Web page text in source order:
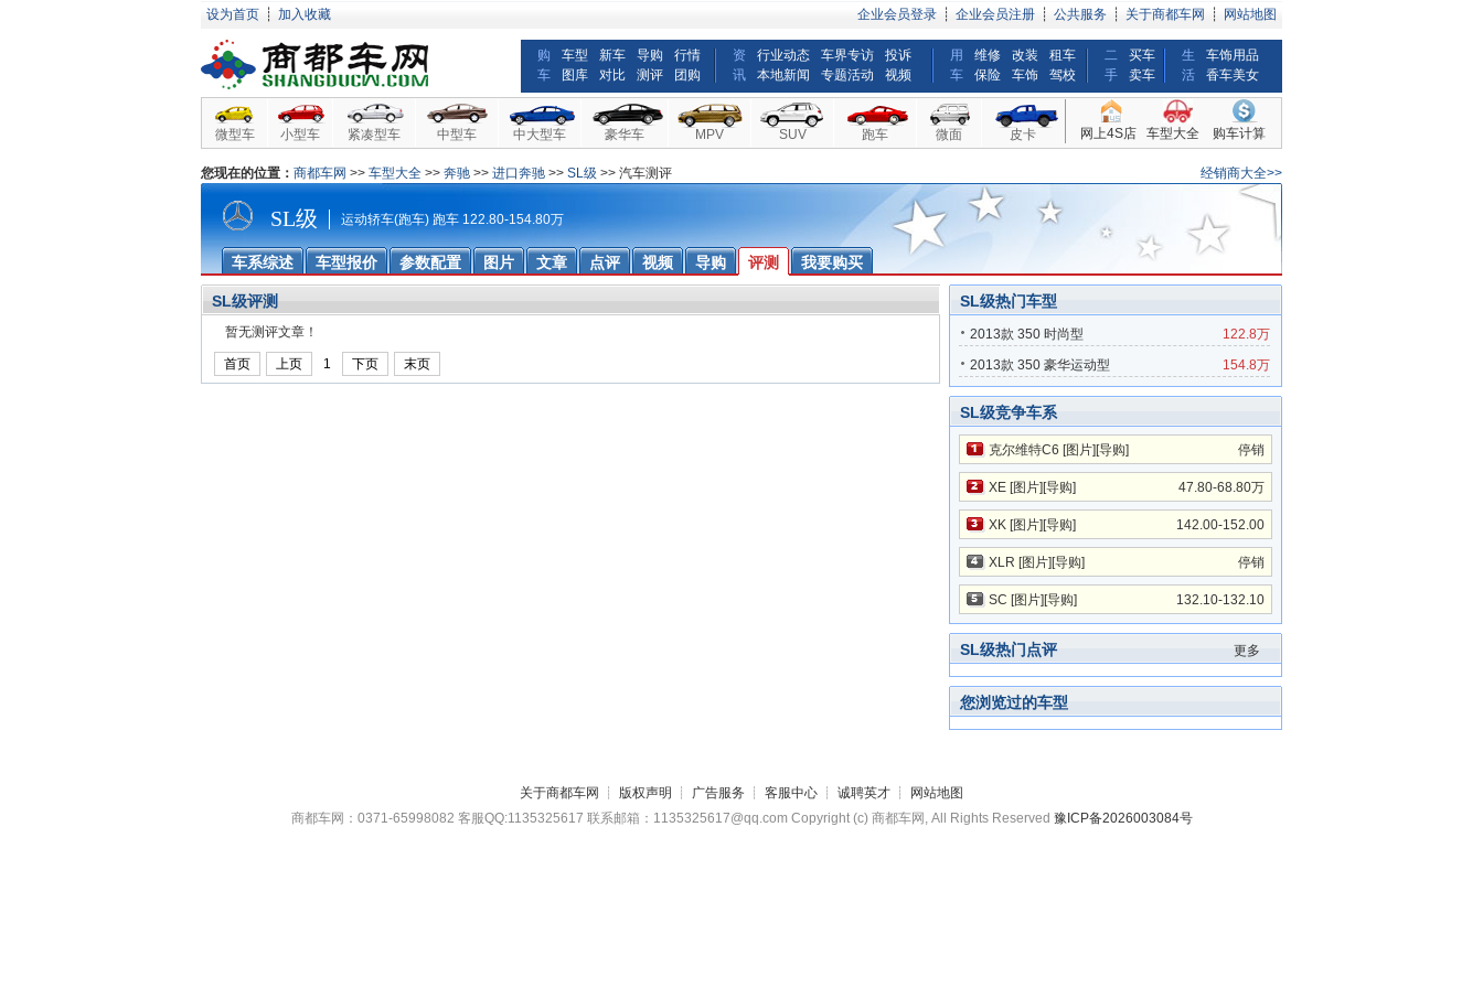
设为首页 ┊ 加入收藏 企业会员登录 ┊ 企业会员注册 ┊ 公共服务 ┊ 关于商都车网 ┊ 网站地图
购
车
车型 新车 导购
行情
图库
对比 测评 团购
资
讯
行业动态 车界专访
投诉
本地新闻
专题活动 视频
用
车
维修 改装
租车
保险
车饰 驾校
二
手
买车
卖车
生
活
车饰用品
香车美女
微型车 小型车 紧凑型车 中型车 中大型车 豪华车 MPV SUV 跑车 微面 皮卡 网上4S店 车型大全 购车计算
经销商大全>>
您现在的位置： 商都车网 >> 车型大全 >> 奔驰 >> 进口奔驰 >> SL级 >> 汽车测评
SL级 运动轿车(跑车) 跑车 122.80-154.80万
车系综述 车型报价 参数配置 图片 文章 点评 视频 导购 评测 我要购买
SL级评测
暂无测评文章！
首页 上页 1 下页 末页
SL级热门车型
122.8万
2013款 350 时尚型
154.8万
2013款 350 豪华运动型
SL级竞争车系
停销
克尔维特C6 [图片][导购]
47.80-68.80万
XE [图片][导购]
142.00-152.00
万
XK [图片][导购]
停销
XLR [图片][导购]
132.10-132.10
万
SC [图片][导购]
更多
SL级热门点评
您浏览过的车型
关于商都车网 ┊ 版权声明 ┊ 广告服务 ┊ 客服中心 ┊ 诚聘英才 ┊
网站地图
商都车网：0371-65998082 客服QQ:1135325617 联系邮箱：1135325617@qq.com Copyright (c) 商都车网, All Rights Reserved 豫ICP备2026003084号